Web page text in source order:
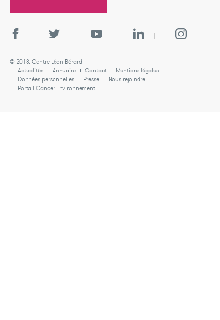
© 2018, Centre Léon Bérard
Actualités
Annuaire Contact
Mentions légales
Données personnelles
Presse
Nous rejoindre
Portail Cancer Environnement